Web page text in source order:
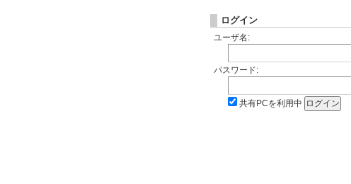
ログイン
ユーザ名:
パスワード:
共有PCを利用中